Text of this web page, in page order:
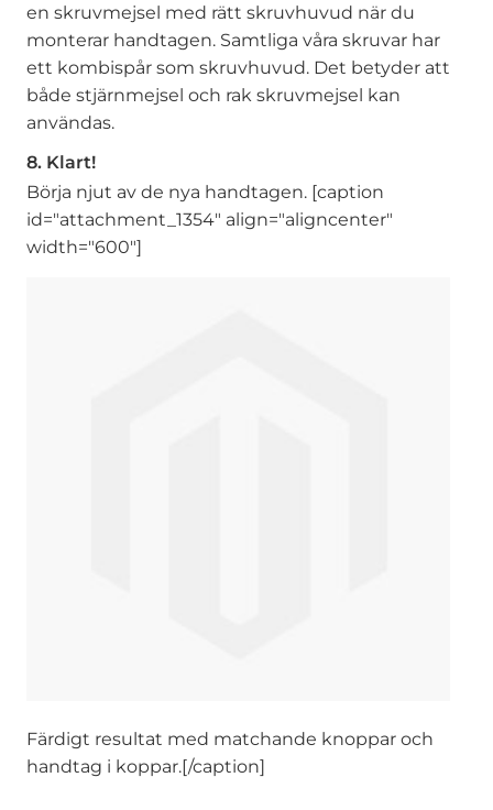
en skruvmejsel med rätt skruvhuvud när du
monterar handtagen. Samtliga våra skruvar har
ett kombispår som skruvhuvud. Det betyder att
både stjärnmejsel och rak skruvmejsel kan
användas.
8. Klart!
Börja njut av de nya handtagen. [caption
id="attachment_1354" align="aligncenter"
width="600"]
Färdigt resultat med matchande knoppar och
handtag i koppar.[/caption]